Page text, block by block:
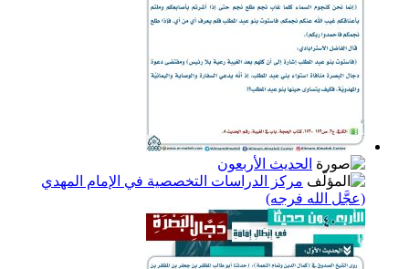
الحديث الأربعون
مركز الدراسات التخصصية في الإمام المهدي
(عجَّل الله فرجه)